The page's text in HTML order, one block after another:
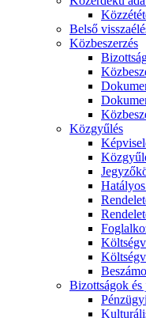
Belső
Közbeszerzés
Közgyűlés
Bizottságok